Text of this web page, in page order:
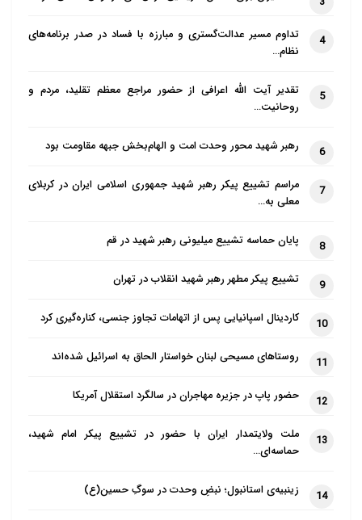
اجتماعی را تقویت کنیم و
از فناوری نهایت استفاده را ببریم.
عد از بحث های بسیار درباره فیلتر شدن یا نشدن وایبر که
روزها در شبکه های اجتماعی شدت گرفته فرمانده ناجا با
مجرمانه خواندن اقدام
برخی افراد در توهین به امام خمینی (ره) در شبکه‌های
اجتماعی تلفن همراه
گفت، ما با کسانی که حدود آزادی را رعایت نکنند و از
کنند، به عنوان یک مجرم و متخلف برخورد خواهیم کرد.
سردار اسماعیل احمدی مقدم در واکنش به اقدام هتاکانه
هنجارشکنان در فضای مجازی و شبکه‌های اجتماعی تلفن
همراه و ایجاد صفحات
می‌کنند برای برخورد
اجتماعی کرد، اظهار
4
تداوم مسیر عدالت‌گستری و مبارزه با فساد در صدر برنامه‌های
نظام…
5
تقدیر آیت الله اعرافی از حضور مراجع معظم تقلید، مردم و
روحانیت…
6 رهبر شهید محور وحدت امت و الهام‌بخش جبهه مقاومت بود
7
مراسم تشییع پیکر رهبر شهید جمهوری اسلامی ایران در کربلای
معلی به…
8 پایان حماسه تشییع میلیونی رهبر شهید در قم
9 تشییع پیکر مطهر رهبر شهید انقلاب در تهران
10 کاردینال اسپانیایی پس از اتهامات تجاوز جنسی، کناره‌گیری کرد
11 روستاهای مسیحی لبنان خواستار الحاق به اسرائیل شده‌اند
12 حضور پاپ در جزیره مهاجران در سالگرد استقلال آمریکا
13
ملت ولایتمدار ایران با حضور در تشییع پیکر امام شهید،
حماسه‌ای…
14 زینبیه‌ی استانبول؛ نبضِ وحدت در سوگِ حسین(ع)